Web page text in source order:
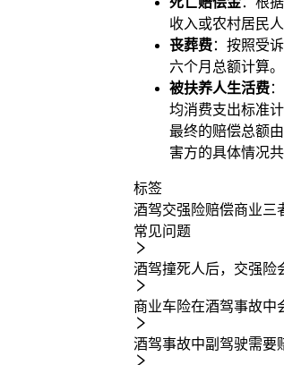
收入或农村居民
丧葬费：按照受
六个月总额计算。
被扶养人生活费
均消费支出标准计
最终的赔偿总额
害方的具体情况共
标签
酒驾交强险赔偿商业三
常见问题
酒驾撞死人后，交强险
商业车险在酒驾事故中
酒驾事故中副驾驶需要